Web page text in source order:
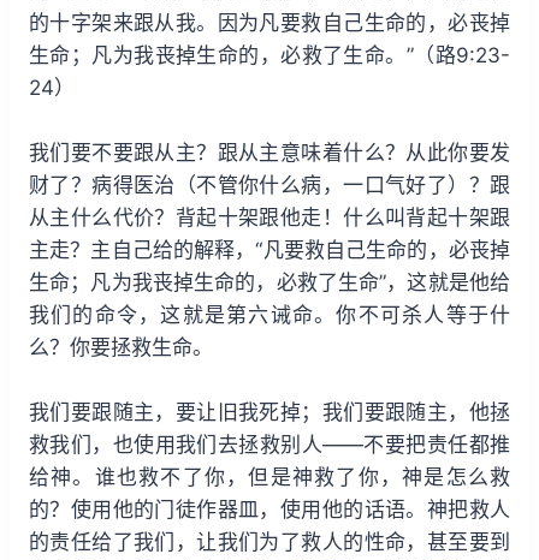
的十字架来跟从我。因为凡要救自己生命的，必丧掉
生命；凡为我丧掉生命的，必救了生命。”（路9:23-
24）
我们要不要跟从主？跟从主意味着什么？从此你要发
财了？病得医治（不管你什么病，一口气好了）？跟
从主什么代价？背起十架跟他走！什么叫背起十架跟
主走？主自己给的解释，“凡要救自己生命的，必丧掉
生命；凡为我丧掉生命的，必救了生命”，这就是他给
我们的命令，这就是第六诫命。你不可杀人等于什
么？你要拯救生命。
我们要跟随主，要让旧我死掉；我们要跟随主，他拯
救我们，也使用我们去拯救别人——不要把责任都推
给神。谁也救不了你，但是神救了你，神是怎么救
的？使用他的门徒作器皿，使用他的话语。神把救人
的责任给了我们，让我们为了救人的性命，甚至要到